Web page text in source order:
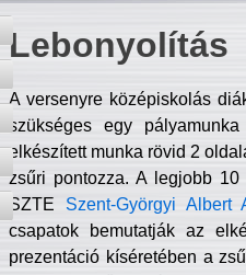
Lebonyolítás
A versenyre középiskolás
szükséges egy
elkészített munka rövid 2
zsűri pontozza. A legjobb
SZTE Szent-Györgyi Albert
csapatok bemutatják az
prezentáció kíséretében a